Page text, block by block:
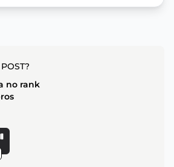
no rank